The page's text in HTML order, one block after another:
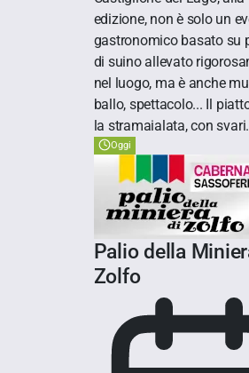
edizione, non è solo un
gastronomico basato su
di suino allevato
nel luogo, ma è anche
ballo, spettacolo... Il
la stramaialata, con
Oggi
Palio della
Zolfo